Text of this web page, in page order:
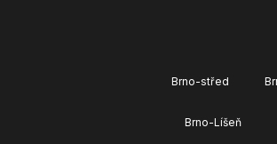
Brno-střed
Brno-Líšeň